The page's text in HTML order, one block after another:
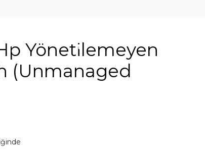
Yönetilemeyen
(Unmanaged